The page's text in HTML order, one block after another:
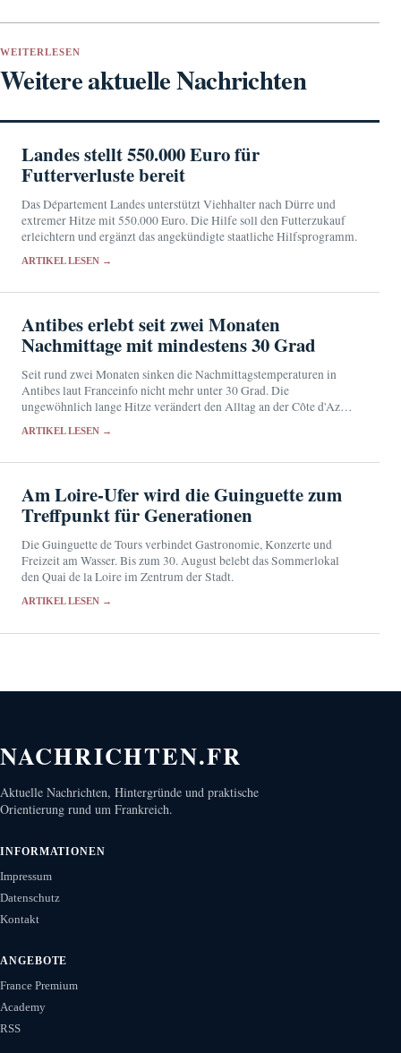
WEITERLESEN
Weitere aktuelle Nachrichten
Landes stellt 550.000 Euro für
Futterverluste bereit
Das Département Landes unterstützt Viehhalter nach Dürre und
extremer Hitze mit 550.000 Euro. Die Hilfe soll den Futterzukauf
erleichtern und ergänzt das angekündigte staatliche Hilfsprogramm.
ARTIKEL LESEN →
Antibes erlebt seit zwei Monaten
Nachmittage mit mindestens 30 Grad
Seit rund zwei Monaten sinken die Nachmittagstemperaturen in
Antibes laut Franceinfo nicht mehr unter 30 Grad. Die
ungewöhnlich lange Hitze verändert den Alltag an der Côte d'Azur
ARTIKEL LESEN →
Am Loire-Ufer wird die Guinguette zum
Treffpunkt für Generationen
Die Guinguette de Tours verbindet Gastronomie, Konzerte und
Freizeit am Wasser. Bis zum 30. August belebt das Sommerlokal
den Quai de la Loire im Zentrum der Stadt.
ARTIKEL LESEN →
NACHRICHTEN.FR
Aktuelle Nachrichten, Hintergründe und praktische
Orientierung rund um Frankreich.
INFORMATIONEN
Impressum
Datenschutz
Kontakt
ANGEBOTE
France Premium
Academy
RSS